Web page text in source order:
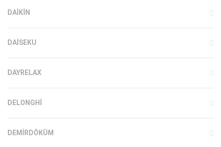
DAIKIN
DAISEKU
DAYRELAX
DELONGHI
DEMIRDÖKÜM